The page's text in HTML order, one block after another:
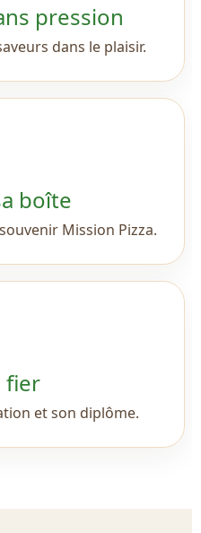
pression
dans le plaisir.
boîte
Mission Pizza.
fier
et son diplôme.